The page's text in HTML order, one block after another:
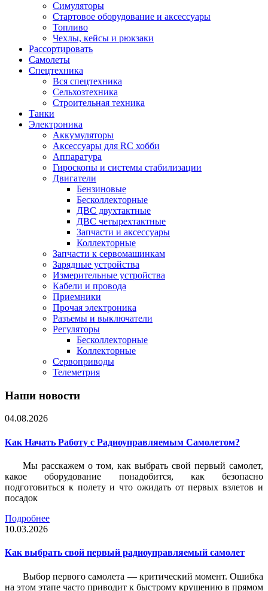
Симуляторы
Стартовое оборудование и аксессуары
Топливо
Чехлы, кейсы и рюкзаки
Рассортировать
Самолеты
Спецтехника
Вся спецтехника
Сельхозтехника
Строительная техника
Танки
Электроника
Аккумуляторы
Аксессуары для RC хобби
Аппаратура
Гироскопы и системы стабилизации
Двигатели
Бензиновые
Бесколлекторные
ДВС двухтактные
ДВС четырехтактные
Запчасти и аксессуары
Коллекторные
Запчасти к сервомашинкам
Зарядные устройства
Измерительные устройства
Кабели и провода
Приемники
Прочая электроника
Разъемы и выключатели
Регуляторы
Бесколлекторные
Коллекторные
Сервоприводы
Телеметрия
Наши новости
04.08.2026
Как Начать Работу с Радиоуправляемым Самолетом?
Мы расскажем о том, как выбрать свой первый самолет,
какое оборудование понадобится, как безопасно
подготовиться к полету и что ожидать от первых взлетов и
посадок
Подробнее
10.03.2026
Как выбрать свой первый радиоуправляемый самолет
Выбор первого самолета — критический момент. Ошибка
на этом этапе часто приводит к быстрому крушению в прямом